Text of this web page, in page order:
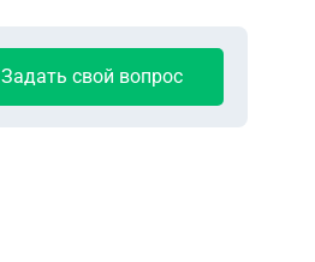
Задать свой вопрос